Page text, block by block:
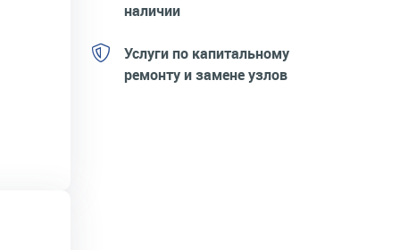
наличии
Услуги по капитальному
ремонту и замене узлов